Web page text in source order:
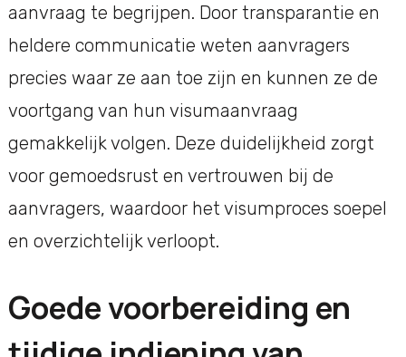
aanvraag te begrijpen. Door transparantie en
heldere communicatie weten aanvragers
precies waar ze aan toe zijn en kunnen ze de
voortgang van hun visumaanvraag
gemakkelijk volgen. Deze duidelijkheid zorgt
voor gemoedsrust en vertrouwen bij de
aanvragers, waardoor het visumproces soepel
en overzichtelijk verloopt.
Goede voorbereiding en